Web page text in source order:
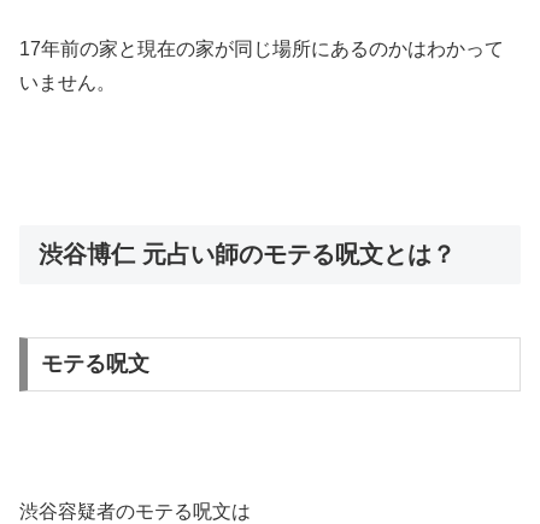
17年前の家と現在の家が同じ場所にあるのかはわかって
いません。
渋谷博仁 元占い師のモテる呪文とは？
モテる呪文
渋谷容疑者のモテる呪文は